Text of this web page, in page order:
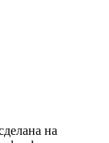
на